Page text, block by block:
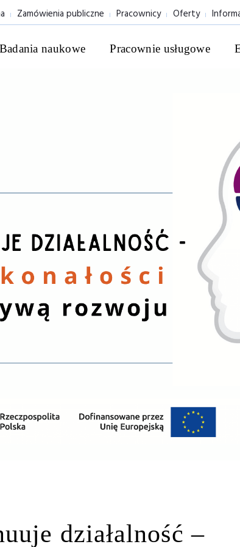
Zamówienia publiczne Pracownicy Oferty
Badania naukowe Pracownie usługowe
działalność –